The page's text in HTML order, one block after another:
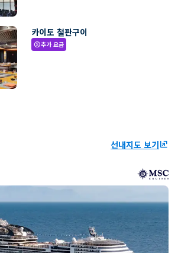
카이토 철판구이
paid추가 요금
선내지도 보기ungroup